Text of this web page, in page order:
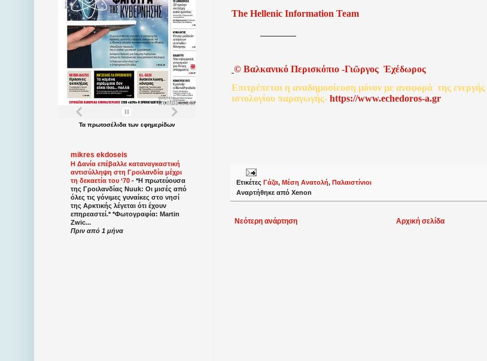
The Hellenic Information Team
© Βαλκανικό Περισκόπιο -Γιῶργος Ἐχέδωρος
Επιτρέπεται η αναδημοσίευση μόνον με αναφορά της ενεργής
ιστολογίου παραγωγής- https://www.echedoros-a.gr
Ετικέτες Γάζα, Μέση Ανατολή, Παλαιστίνιοι
Αναρτήθηκε από Xenon
Νεότερη ανάρτηση Αρχική σελίδα
Τα πρωτοσέλιδατων εφημερίδων
mikres ekdoseis
Η Δανία επέβαλλε καταναγκαστική
αντισύλληψη στη Γροιλανδία μέχρι
τη δεκαετία του ‘70 - *Η πρωτεύουσα
της Γροιλανδίας Nuuk: Οι μισές από
όλες τις γόνιμες γυναίκες στο νησί
της Αρκτικής λέγεται ότι έχουν
επηρεαστεί.* *Φωτογραφία: Martin
Zwic...
Πριν από 1 μήνα